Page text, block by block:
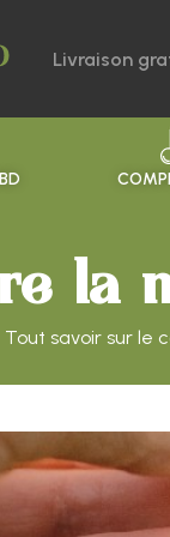
Livraison
la
Tout savoir sur le